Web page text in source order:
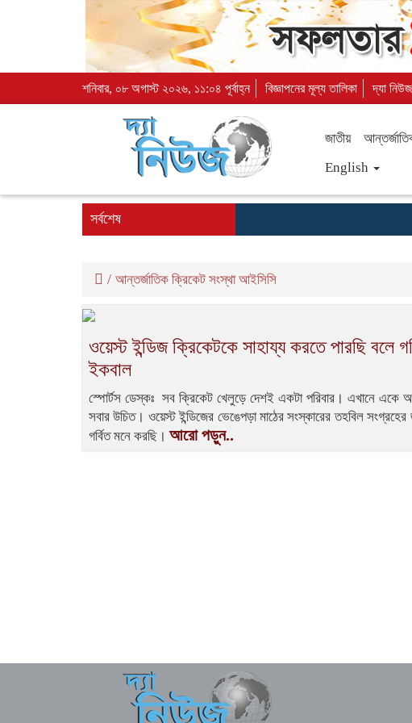
শনিবার, ০৮ অগাস্ট ২০২৬, ১১:০৪ পূর্বাহ্ন বিজ্ঞাপনের মূল্য তালিকা দ্যা
জাতীয়
English
সর্বশেষ
/ আন্তর্জাতিক ক্রিকেট সংস্থা আইসিসি
ওয়েস্ট ইন্ডিজ ক্রিকেটকে সাহায্য করতে পারছি বলে
ইকবাল
স্পোর্টস ডেস্কঃ সব ক্রিকেট খেলুড়ে দেশই একটা পরিবার। এখানে একে
সবার উচিত। ওয়েস্ট ইন্ডিজের ভেঙেপড়া মাঠের সংস্কারের তহবিল
গর্বিত মনে করছি। আরো পড়ুন..